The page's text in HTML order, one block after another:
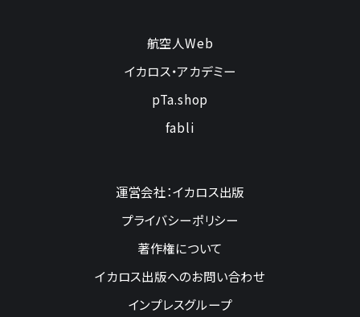
航空人Web
イカロス・アカデミー
pTa.shop
fabli
運営会社：イカロス出版
プライバシーポリシー
著作権について
イカロス出版へのお問い合わせ
インプレスグループ